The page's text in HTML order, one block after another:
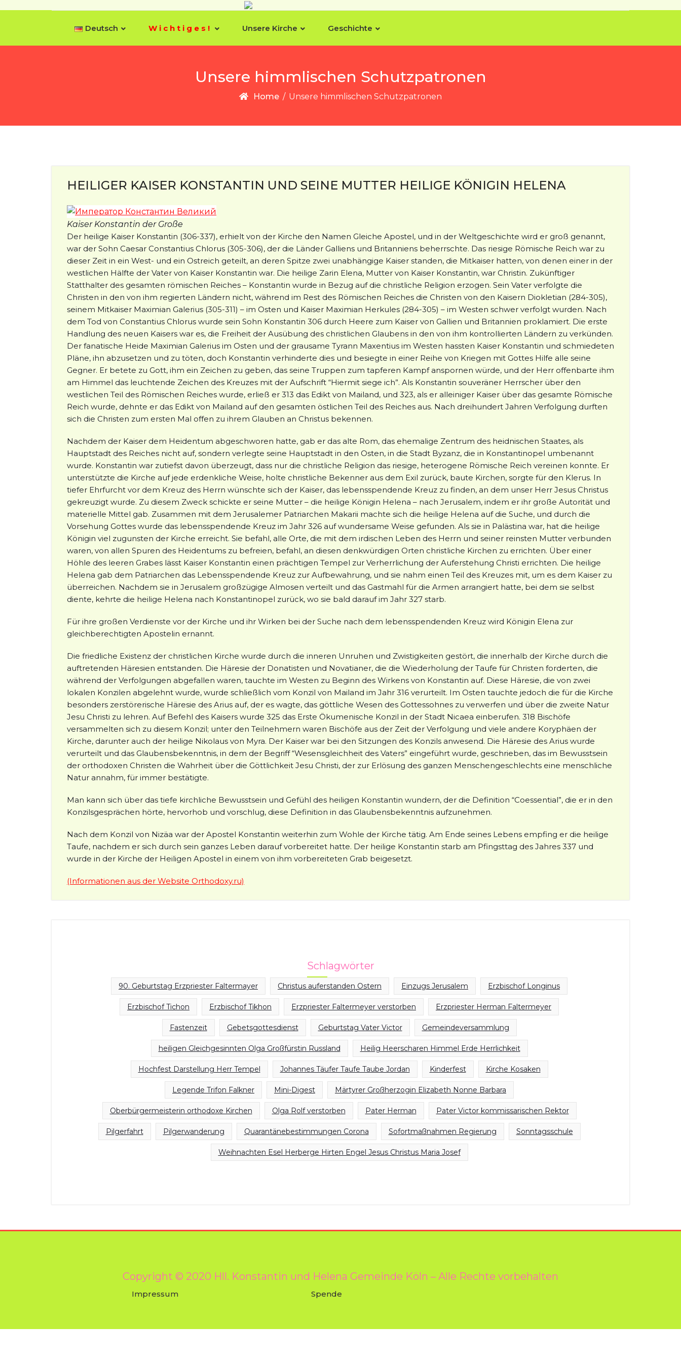
Deutsch Wichtiges! Unsere Kirche Geschichte
Unsere himmlischen Schutzpatronen
Home / Unsere himmlischen Schutzpatronen
HEILIGER KAISER KONSTANTIN UND SEINE MUTTER HEILIGE KÖNIGIN HELENA
Kaiser Konstantin der Große
Der heilige Kaiser Konstantin (306-337), erhielt von der Kirche den Namen Gleiche Apostel, und in der Weltgeschichte wird er groß genannt,
war der Sohn Caesar Constantius Chlorus (305-306), der die Länder Galliens und Britanniens beherrschte. Das riesige Römische Reich war zu
dieser Zeit in ein West- und ein Ostreich geteilt, an deren Spitze zwei unabhängige Kaiser standen, die Mitkaiser hatten, von denen einer in der
westlichen Hälfte der Vater von Kaiser Konstantin war. Die heilige Zarin Elena, Mutter von Kaiser Konstantin, war Christin. Zukünftiger
Statthalter des gesamten römischen Reiches – Konstantin wurde in Bezug auf die christliche Religion erzogen. Sein Vater verfolgte die
Christen in den von ihm regierten Ländern nicht, während im Rest des Römischen Reiches die Christen von den Kaisern Diokletian (284-305),
seinem Mitkaiser Maximian Galerius (305-311) – im Osten und Kaiser Maximian Herkules (284-305) – im Westen schwer verfolgt wurden. Nach
dem Tod von Constantius Chlorus wurde sein Sohn Konstantin 306 durch Heere zum Kaiser von Gallien und Britannien proklamiert. Die erste
Handlung des neuen Kaisers war es, die Freiheit der Ausübung des christlichen Glaubens in den von ihm kontrollierten Ländern zu verkünden.
Der fanatische Heide Maximian Galerius im Osten und der grausame Tyrann Maxentius im Westen hassten Kaiser Konstantin und schmiedeten
Pläne, ihn abzusetzen und zu töten, doch Konstantin verhinderte dies und besiegte in einer Reihe von Kriegen mit Gottes Hilfe alle seine
Gegner. Er betete zu Gott, ihm ein Zeichen zu geben, das seine Truppen zum tapferen Kampf anspornen würde, und der Herr offenbarte ihm
am Himmel das leuchtende Zeichen des Kreuzes mit der Aufschrift “Hiermit siege ich”. Als Konstantin souveräner Herrscher über den
westlichen Teil des Römischen Reiches wurde, erließ er 313 das Edikt von Mailand, und 323, als er alleiniger Kaiser über das gesamte Römische
Reich wurde, dehnte er das Edikt von Mailand auf den gesamten östlichen Teil des Reiches aus. Nach dreihundert Jahren Verfolgung durften
sich die Christen zum ersten Mal offen zu ihrem Glauben an Christus bekennen.
Nachdem der Kaiser dem Heidentum abgeschworen hatte, gab er das alte Rom, das ehemalige Zentrum des heidnischen Staates, als
Hauptstadt des Reiches nicht auf, sondern verlegte seine Hauptstadt in den Osten, in die Stadt Byzanz, die in Konstantinopel umbenannt
wurde. Konstantin war zutiefst davon überzeugt, dass nur die christliche Religion das riesige, heterogene Römische Reich vereinen konnte. Er
unterstützte die Kirche auf jede erdenkliche Weise, holte christliche Bekenner aus dem Exil zurück, baute Kirchen, sorgte für den Klerus. In
tiefer Ehrfurcht vor dem Kreuz des Herrn wünschte sich der Kaiser, das lebensspendende Kreuz zu finden, an dem unser Herr Jesus Christus
gekreuzigt wurde. Zu diesem Zweck schickte er seine Mutter – die heilige Königin Helena – nach Jerusalem, indem er ihr große Autorität und
materielle Mittel gab. Zusammen mit dem Jerusalemer Patriarchen Makarii machte sich die heilige Helena auf die Suche, und durch die
Vorsehung Gottes wurde das lebensspendende Kreuz im Jahr 326 auf wundersame Weise gefunden. Als sie in Palästina war, hat die heilige
Königin viel zugunsten der Kirche erreicht. Sie befahl, alle Orte, die mit dem irdischen Leben des Herrn und seiner reinsten Mutter verbunden
waren, von allen Spuren des Heidentums zu befreien, befahl, an diesen denkwürdigen Orten christliche Kirchen zu errichten. Über einer
Höhle des leeren Grabes lässt Kaiser Konstantin einen prächtigen Tempel zur Verherrlichung der Auferstehung Christi errichten. Die heilige
Helena gab dem Patriarchen das Lebensspendende Kreuz zur Aufbewahrung, und sie nahm einen Teil des Kreuzes mit, um es dem Kaiser zu
überreichen. Nachdem sie in Jerusalem großzügige Almosen verteilt und das Gastmahl für die Armen arrangiert hatte, bei dem sie selbst
diente, kehrte die heilige Helena nach Konstantinopel zurück, wo sie bald darauf im Jahr 327 starb.
Für ihre großen Verdienste vor der Kirche und ihr Wirken bei der Suche nach dem lebensspendenden Kreuz wird Königin Elena zur
gleichberechtigten Apostelin ernannt.
Die friedliche Existenz der christlichen Kirche wurde durch die inneren Unruhen und Zwistigkeiten gestört, die innerhalb der Kirche durch die
auftretenden Häresien entstanden. Die Häresie der Donatisten und Novatianer, die die Wiederholung der Taufe für Christen forderten, die
während der Verfolgungen abgefallen waren, tauchte im Westen zu Beginn des Wirkens von Konstantin auf. Diese Häresie, die von zwei
lokalen Konzilen abgelehnt wurde, wurde schließlich vom Konzil von Mailand im Jahr 316 verurteilt. Im Osten tauchte jedoch die für die Kirche
besonders zerstörerische Häresie des Arius auf, der es wagte, das göttliche Wesen des Gottessohnes zu verwerfen und über die zweite Natur
Jesu Christi zu lehren. Auf Befehl des Kaisers wurde 325 das Erste Ökumenische Konzil in der Stadt Nicaea einberufen. 318 Bischöfe
versammelten sich zu diesem Konzil; unter den Teilnehmern waren Bischöfe aus der Zeit der Verfolgung und viele andere Koryphäen der
Kirche, darunter auch der heilige Nikolaus von Myra. Der Kaiser war bei den Sitzungen des Konzils anwesend. Die Häresie des Arius wurde
verurteilt und das Glaubensbekenntnis, in dem der Begriff “Wesensgleichheit des Vaters” eingeführt wurde, geschrieben, das im Bewusstsein
der orthodoxen Christen die Wahrheit über die Göttlichkeit Jesu Christi, der zur Erlösung des ganzen Menschengeschlechts eine menschliche
Natur annahm, für immer bestätigte.
Man kann sich über das tiefe kirchliche Bewusstsein und Gefühl des heiligen Konstantin wundern, der die Definition “Coessential”, die er in den
Konzilsgesprächen hörte, hervorhob und vorschlug, diese Definition in das Glaubensbekenntnis aufzunehmen.
Nach dem Konzil von Nizäa war der Apostel Konstantin weiterhin zum Wohle der Kirche tätig. Am Ende seines Lebens empfing er die heilige
Taufe, nachdem er sich durch sein ganzes Leben darauf vorbereitet hatte. Der heilige Konstantin starb am Pfingsttag des Jahres 337 und
wurde in der Kirche der Heiligen Apostel in einem von ihm vorbereiteten Grab beigesetzt.
(Informationen aus der Website Orthodoxy.ru)
Schlagwörter
90. Geburtstag Erzpriester Faltermayer Christus auferstanden Ostern Einzugs Jerusalem Erzbischof Longinus
Erzbischof Tichon Erzbischof Tikhon Erzpriester Faltermeyer verstorben Erzpriester Herman Faltermeyer
Fastenzeit Gebetsgottesdienst Geburtstag Vater Victor Gemeindeversammlung
heiligen Gleichgesinnten Olga Großfürstin Russland Heilig Heerscharen Himmel Erde Herrlichkeit
Hochfest Darstellung Herr Tempel Johannes Täufer Taufe Taube Jordan Kinderfest Kirche Kosaken
Legende Trifon Falkner Mini-Digest Märtyrer Großherzogin Elizabeth Nonne Barbara
Oberbürgermeisterin orthodoxe Kirchen Olga Rolf verstorben Pater Herman Pater Victor kommissarischen Rektor
Pilgerfahrt Pilgerwanderung Quarantänebestimmungen Corona Sofortmaßnahmen Regierung Sonntagsschule
Weihnachten Esel Herberge Hirten Engel Jesus Christus Maria Josef
Copyright © 2020 Hll. Konstantin und Helena Gemeinde Köln – Alle Rechte vorbehalten
Impressum Spende